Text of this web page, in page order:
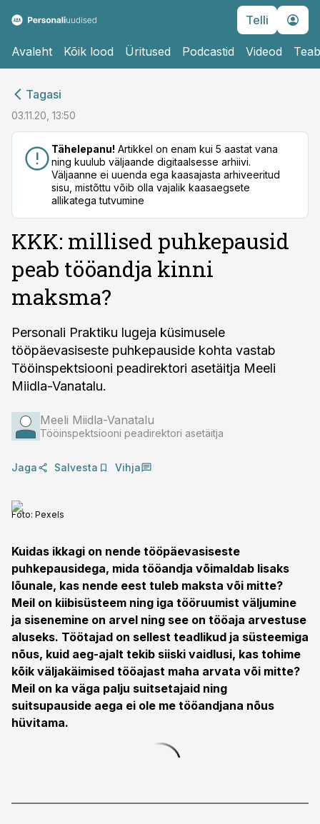
Telli
Avaleht Kõik lood Üritused Podcastid Videod
Tagasi
03.11.20, 13:50
Tähelepanu! Artikkel on enam kui 5 aastat vana
ning kuulub väljaande digitaalsesse arhiivi.
Väljaanne ei uuenda ega kaasajasta arhiveeritud
sisu, mistõttu võib olla vajalik kaasaegsete
allikatega tutvumine
KKK: millised puhkepausid
peab tööandja kinni
maksma?
Personali Praktiku lugeja küsimusele
tööpäevasiseste puhkepauside kohta vastab
Tööinspektsiooni peadirektori asetäitja Meeli
Miidla-Vanatalu.
Meeli Miidla-Vanatalu
Tööinspektsiooni peadirektori asetäitja
Jaga Salvesta Vihja
Foto: Pexels
Kuidas ikkagi on nende tööpäevasiseste
puhkepausidega, mida tööandja võimaldab lisaks
lõunale, kas nende eest tuleb maksta või mitte?
Meil on kiibisüsteem ning iga tööruumist väljumine
ja sisenemine on arvel ning see on tööaja arvestuse
aluseks. Töötajad on sellest teadlikud ja süsteemiga
nõus, kuid aeg-ajalt tekib siiski vaidlusi, kas tohime
kõik väljakäimised tööajast maha arvata või mitte?
Meil on ka väga palju suitsetajaid ning
suitsupauside aega ei ole me tööandjana nõus
hüvitama.